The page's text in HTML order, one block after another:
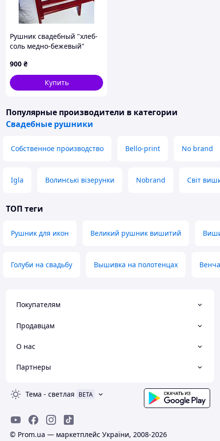
Рушник свадебный "хлеб-
соль медно-бежевый"
900 ₴
Купить
Популярные производители в категории
Свадебные рушники
Собственное производство Bello-print No brand
Igla Волинські візерунки Nobrand Світ
ТОП теги
Рушник для икон Великий рушник вишитий
Голуби на свадьбу Вышивка на полотенцах
Покупателям
Продавцам
О нас
Партнеры
Тема - светлая BETA
© Prom.ua — маркетплейс України, 2008-2026